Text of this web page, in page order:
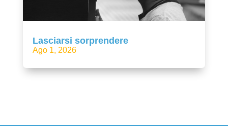
Lasciarsi sorprendere
Ago 1, 2026